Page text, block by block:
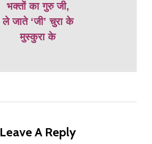
भक्तों का गुरु जी,
ले जाते ‘जी’ चुरा के
मुस्कुरा के
Leave A Reply